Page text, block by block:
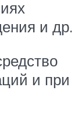
и др.
и при